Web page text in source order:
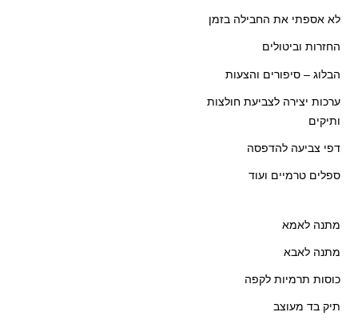
לא אספתי את החבילה בזמן
החזרות וביטולים
הבלוג – סיפורים והצעות
ערכות יצירה לצביעת חולצות
ותיקים
דפי צביעה להדפסה
ספלים טרמיים ועוד
מתנה לאמא
מתנה לאבא
כוסות תרמיות לקפה
תיק בד מעוצב